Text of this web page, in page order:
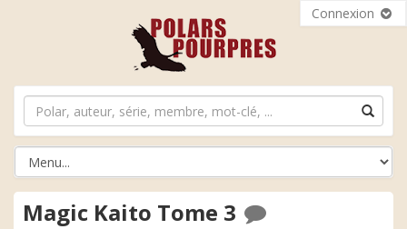
Connexion
Magic Kaito Tome 3